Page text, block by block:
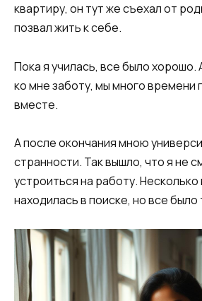
квартиру, он тут же съехал от
позвал жить к себе.​
​Пока я училась, все было хорошо.
ко мне заботу, мы много времени
вместе.​
​А после окончания мною
странности. Так вышло, что я не
устроиться на работу.
находилась в поиске, но все